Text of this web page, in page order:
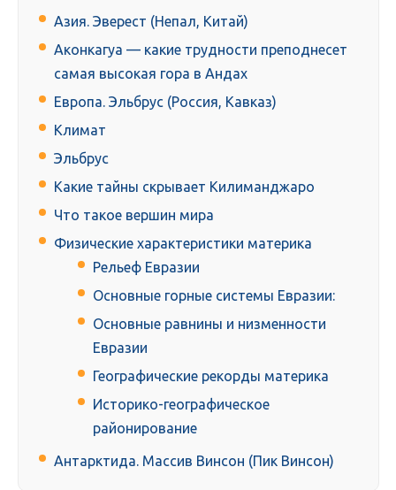
Азия. Эверест (Непал, Китай)
Аконкагуа — какие трудности преподнесет
самая высокая гора в Андах
Европа. Эльбрус (Россия, Кавказ)
Климат
Эльбрус
Какие тайны скрывает Килиманджаро
Что такое вершин мира
Физические характеристики материка
Рельеф Евразии
Основные горные системы Евразии:
Основные равнины и низменности
Евразии
Географические рекорды материка
Историко-географическое
районирование
Антарктида. Массив Винсон (Пик Винсон)